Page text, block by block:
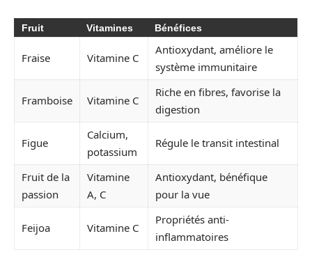
Fruit Vitamines Bénéfices
Fraise Vitamine C
Antioxydant, améliore le
système immunitaire
Framboise Vitamine C
Riche en fibres, favorise la
digestion
Figue
Calcium,
potassium
Régule le transit intestinal
Fruit de la
passion
Vitamine
A, C
Antioxydant, bénéfique
pour la vue
Feijoa Vitamine C
Propriétés anti-
inflammatoires